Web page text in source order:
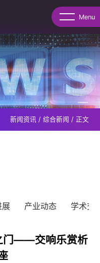
Menu
新闻资讯 / 综合新闻 / 正文
展 产业动态 学术交
门——交响乐赏析